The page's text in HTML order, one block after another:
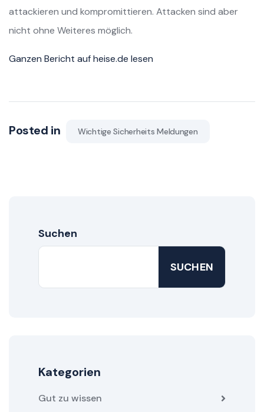
attackieren und kompromittieren. Attacken sind aber
nicht ohne Weiteres möglich.
Ganzen Bericht auf heise.de lesen
Posted in Wichtige Sicherheits Meldungen
Suchen
SUCHEN
Kategorien
Gut zu wissen